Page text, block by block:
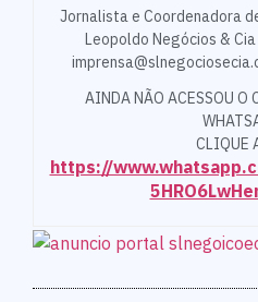
Jornalista e Coordenadora
Leopoldo Negócios &
AINDA NÃO ACESSOU O
CLIQUE
https://